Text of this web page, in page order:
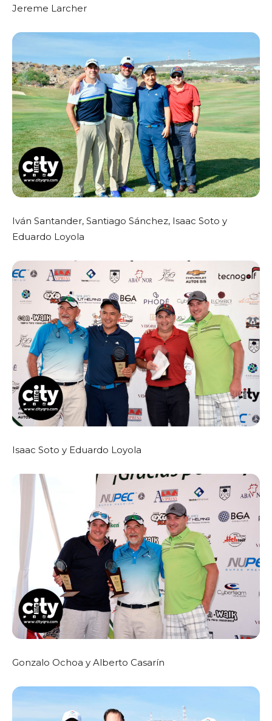
Jereme Larcher
Iván Santander, Santiago Sánchez, Isaac Soto y
Eduardo Loyola
Isaac Soto y Eduardo Loyola
Gonzalo Ochoa y Alberto Casarín